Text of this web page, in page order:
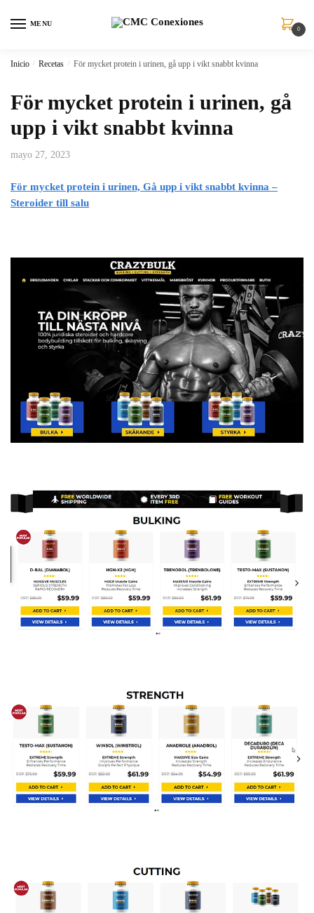
MENU
0
Inicio / Recetas / För mycket protein i urinen, gå upp i vikt snabbt kvinna
För mycket protein i urinen, gå
upp i vikt snabbt kvinna
mayo 27, 2023
För mycket protein i urinen, Gå upp i vikt snabbt kvinna –
Steroider till salu